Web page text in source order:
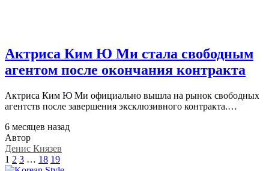
Актриса Ким Ю Ми стала свободным
агентом после окончания контракта
Актриса Ким Ю Ми официально вышла на рынок свободных
агентств после завершения эксклюзивного контракта.…
6 месяцев назад
Автор
Денис Князев
1 2 3 … 18 19